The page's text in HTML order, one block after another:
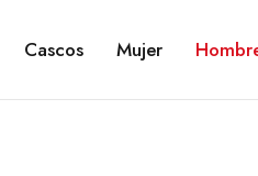
Cascos Mujer